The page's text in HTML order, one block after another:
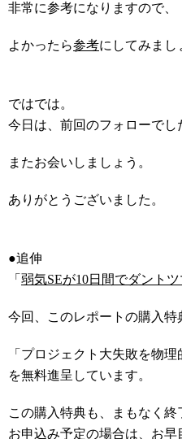
非常に参考になりますので、
よかったら参考にしてみまし
ではでは。
今日は、前回のフォローでし
またお会いしましょう。
ありがとうございました。
●追伸
「 弱気SEが10日間でダント
今回、このレポートの購入特
「プロジェクト大失敗を物理
を無料進呈しています。
この購入特典も、まもなく終
お申込み予定の場合は、お早